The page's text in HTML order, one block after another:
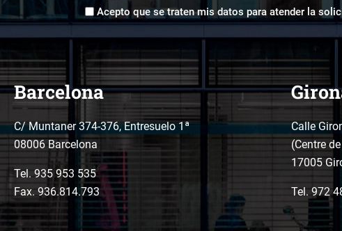
*
Aceptación
tratamiento
de
*
Acepto que se traten mis datos para atender la
Barcelona
C/ Muntaner 374-376, Entresuelo 1ª
08006 Barcelona
Tel. 935 953 535
Fax. 936.814.793
Calle
(Centre
17005
Tel.972